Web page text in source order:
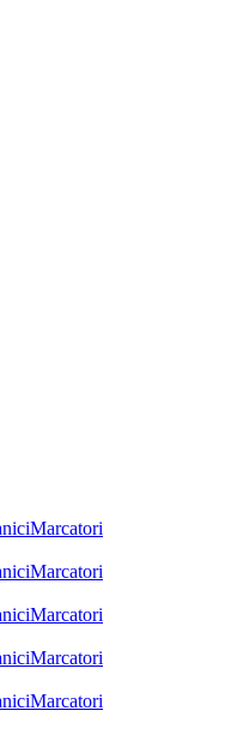
Marcatori
Marcatori
Marcatori
Marcatori
Marcatori